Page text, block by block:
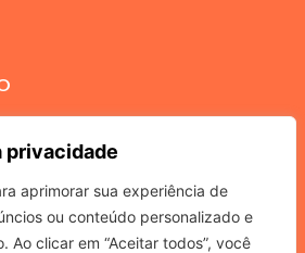
privacidade
aprimorar sua experiência de
ou conteúdo personalizado e
Ao clicar em “Aceitar todos”, você